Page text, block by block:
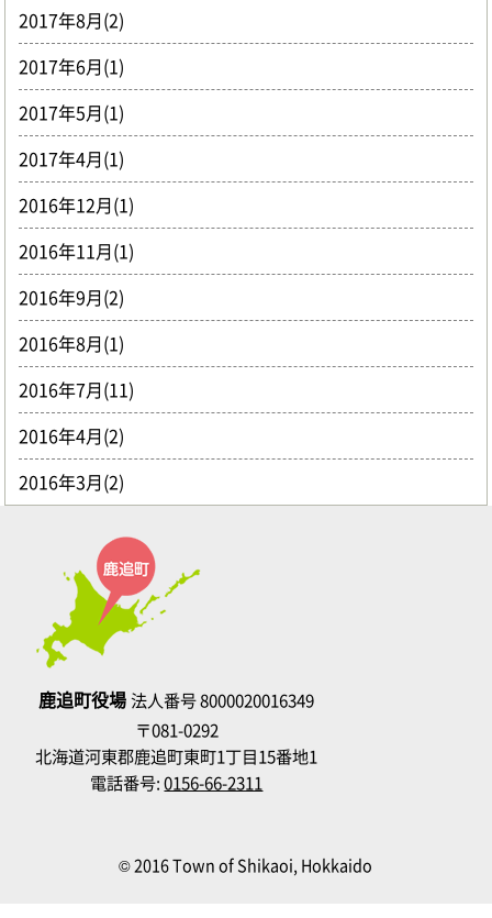
2017年8月(2)
2017年6月(1)
2017年5月(1)
2017年4月(1)
2016年12月(1)
2016年11月(1)
2016年9月(2)
2016年8月(1)
2016年7月(11)
2016年4月(2)
2016年3月(2)
鹿追町役場法人番号 8000020016349
〒081-0292
北海道河東郡鹿追町東町1丁目15番地1
電話番号:0156-66-2311
© 2016 Town of Shikaoi, Hokkaido